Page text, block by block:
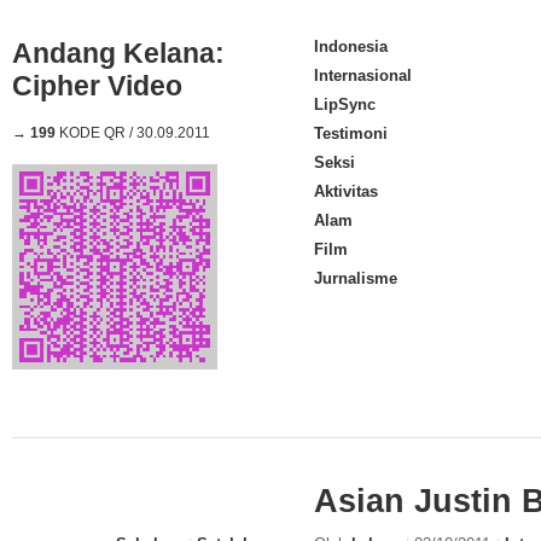
Andang Kelana:
Cipher Video
→ 199 KODE QR / 30.09.2011
Indonesia
Internasional
LipSync
Testimoni
Seksi
Aktivitas
Alam
Film
Jurnalisme
Asian Justin